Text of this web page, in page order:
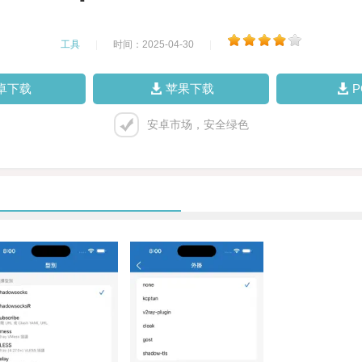
工具 时间：2025-04-30
下载 苹果下载
安卓市场，安全绿色